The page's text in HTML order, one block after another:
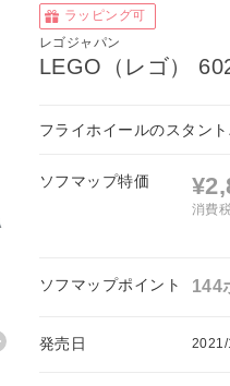
ラッピング可
レゴジャパン
LEGO（レゴ）
フライホイールのスタン
ソフマップ特価
消費
ソフマップポイント 144
発売日